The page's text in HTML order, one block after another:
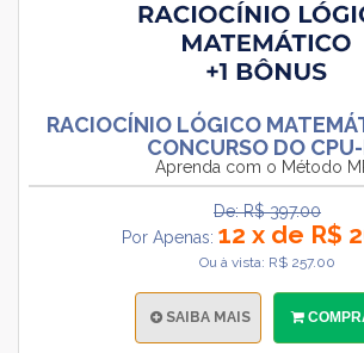
RACIOCÍNIO LÓGICO
CONCURSO DO
Aprenda com o Método
De: R$ 397.00
Por Apenas: 12 x de R$
Ou à vista: R$ 257.00
SAIBA MAIS